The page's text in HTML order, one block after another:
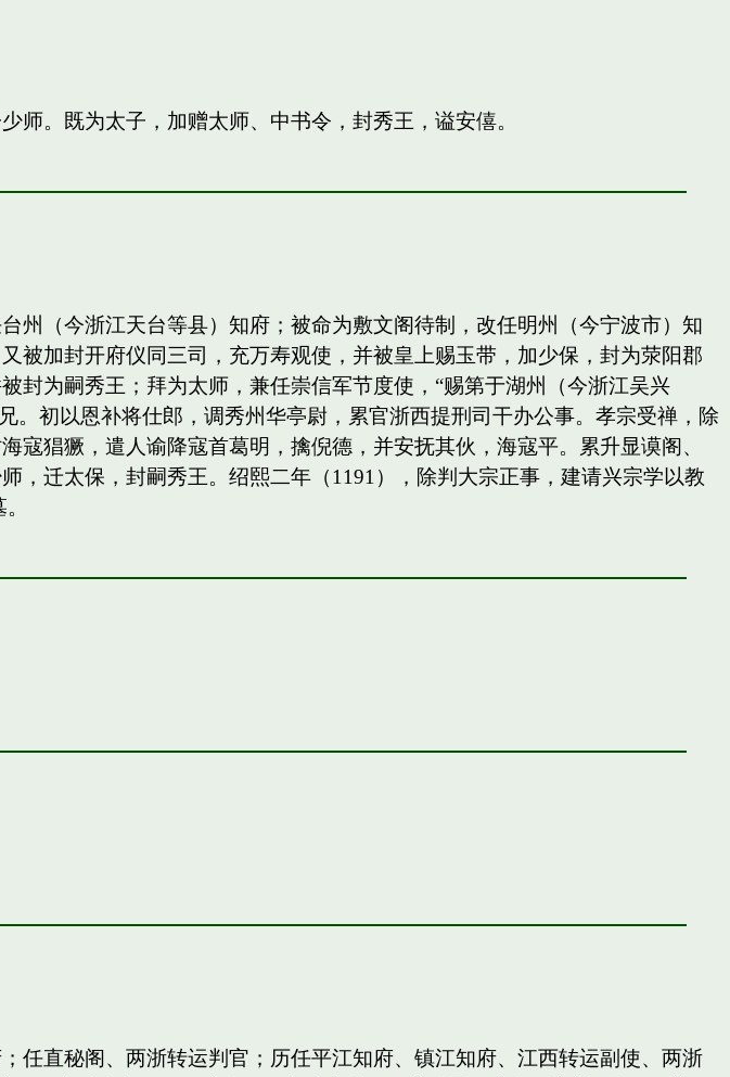
师。既为太子，加赠太师、中书令，封秀王，谥安僖。
州（今浙江天台等县）知府；被命为敷文阁待制，改任明州（今宁波市）知
被加封开府仪同三司，充万寿观使，并被皇上赐玉带，加少保，封为荥阳郡
封为嗣秀王；拜为太师，兼任崇信军节度使，“赐第于湖州（今浙江吴兴
初以恩补将仕郎，调秀州华亭尉，累官浙西提刑司干办公事。孝宗受禅，除
猖獗，遣人谕降寇首葛明，擒倪德，并安抚其伙，海寇平。累升显谟阁、
，迁太保，封嗣秀王。绍熙二年（1191），除判大宗正事，建请兴宗学以教
任直秘阁、两浙转运判官；历任平江知府、镇江知府、江西转运副使、两浙